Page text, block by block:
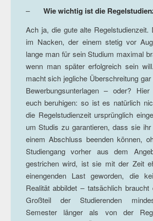
– Wie wichtig ist die
Ach ja, die gute alte Regelstudienzeit.
im Nacken, der einem stetig vor
lange man für sein Studium maximal
wenn man später erfolgreich sein
macht sich jegliche Überschreitung
Bewerbungsunterlagen – oder?
euch beruhigen: so ist es natürlich
die Regelstudienzeit ursprünglich
um Studis zu garantieren, dass sie
einem Abschluss beenden können,
Studiengang vorher aus dem
gestrichen wird, ist sie mit der Zeit
einengenden Last geworden, die
Realität abbildet – tatsächlich braucht
Großteil der Studierenden
Semester länger als von der